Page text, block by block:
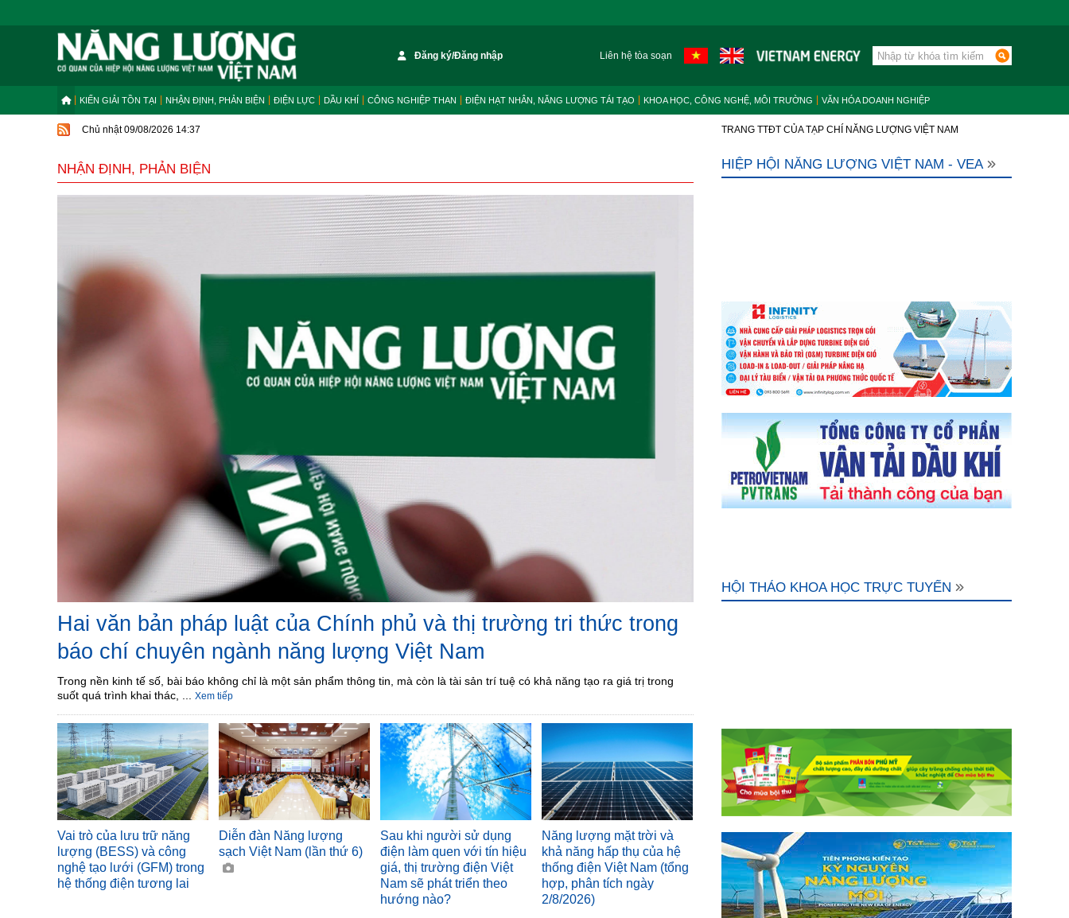
Đăng ký/Đăng nhập Liên hệ tòa soạn
KIẾN GIẢI TỒN TẠI NHẬN ĐỊNH, PHẢN BIỆN ĐIỆN LỰC DẦU KHÍ CÔNG NGHIỆP THAN ĐIỆN HẠT NHÂN, NĂNG LƯỢNG TÁI TẠO KHOA HỌC, CÔNG NGHỆ, MÔI TRƯỜNG VĂN HÓA DOANH NGHIỆP
Chủ nhật 09/08/2026 14:37 TRANG TTĐT CỦA TẠP CHÍ NĂNG LƯỢNG VIỆT NAM
NHẬN ĐỊNH, PHẢN BIỆN
Hai văn bản pháp luật của Chính phủ và thị trường tri thức trong
báo chí chuyên ngành năng lượng Việt Nam
Trong nền kinh tế số, bài báo không chỉ là một sản phẩm thông tin, mà còn là tài sản trí tuệ có khả năng tạo ra giá trị trong
suốt quá trình khai thác, ...
Xem tiếp
Vai trò của lưu trữ năng
lượng (BESS) và công
nghệ tạo lưới (GFM) trong
hệ thống điện tương lai
Diễn đàn Năng lượng
sạch Việt Nam (lần thứ 6)
Sau khi người sử dụng
điện làm quen với tín hiệu
giá, thị trường điện Việt
Nam sẽ phát triển theo
hướng nào?
Năng lượng mặt trời và
khả năng hấp thụ của hệ
thống điện Việt Nam (tổng
hợp, phân tích ngày
2/8/2026)
HIỆP HỘI NĂNG LƯỢNG VIỆT NAM - VEA
HỘI THẢO KHOA HỌC TRỰC TUYẾN